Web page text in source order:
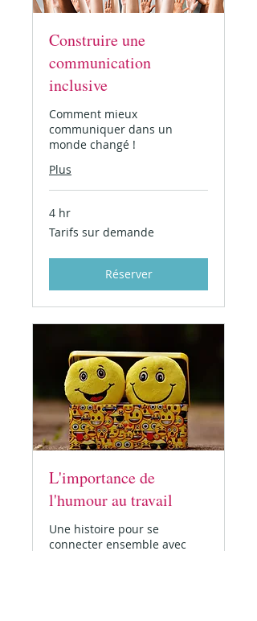
Construire une
communication
inclusive
Comment mieux
communiquer dans un
monde changé !
Plus
4 hr
Tarifs
sur
Tarifs sur demande
Réserver
L'importance de
l'humour au travail
Une histoire pour se
connecter ensemble avec